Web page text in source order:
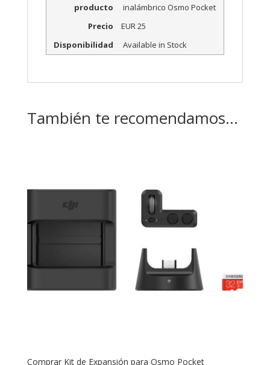
producto
inalámbrico Osmo Pocket
Precio
EUR25
Disponibilidad
Available in Stock
También te recomendamos…
Comprar Kit de Expansión para Osmo Pocket